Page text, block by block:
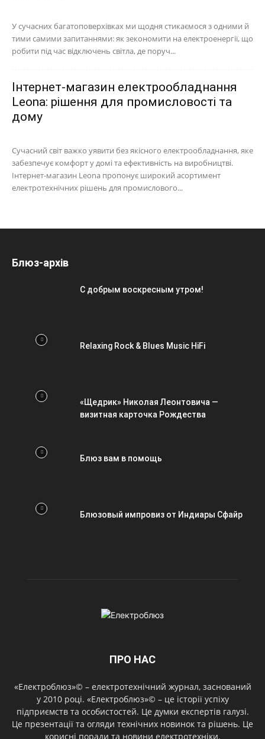
У сучасних багатоповерхівках ми щодня стикаємося з одними й
тими самими запитаннями: як зекономити на електроенергії, що
робити під час відключень світла, де поруч...
Інтернет-магазин електрообладнання
Leona: рішення для промисловості та
дому
Сучасний світ важко уявити без якісного електрообладнання, яке
забезпечує комфорт у домі та ефективність на виробництві.
Інтернет-магазин Leona пропонує широкий асортимент
електротехнічних рішень для промислового...
Блюз-архів
С добрым воскресным утром!
Relaxing Rock & Blues Music HiFi
«Щедрик» Николая Леонтовича —
визитная карточка Рождества
Блюз вам в помощь
Блюзовый импровиз от Индиары Сфайр
ПРО НАС
«Електроблюз»© – електротехнічний журнал, заснований
у 2010 році. «Електроблюз»© – це історії успіху
підприємств та особистостей. Це думки експертів галузі.
Це презентації та огляди технічних новинок та рішень. Це
корисні поради та новини електротехніки.